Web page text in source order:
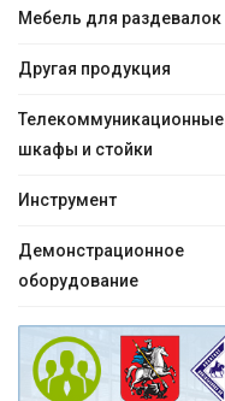
Мебель для раздевалок
Другая продукция
Телекоммуникационные
шкафы и стойки
Инструмент
Демонстрационное
оборудование